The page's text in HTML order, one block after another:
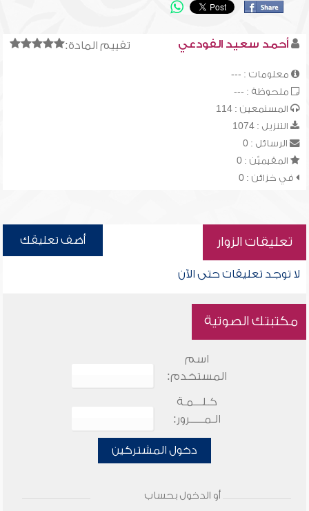
تقييم المادة: أحمد سعيد الفودعي
معلومات : ---
ملحوظة : ---
المستمعين : 114
التنزيل : 1074
الرسائل : 0
المقيميّن : 0
في خزائن : 0
تعليقات الزوار أضف تعليقك
لا توجد تعليقات حتى الآن
مكتبتك الصوتية
اسم
المستخدم:
كـلـــمـة
الـمـــــرور:
دخول المشتركين
أو الدخول بحساب